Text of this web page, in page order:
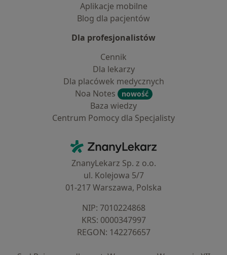
Aplikacje mobilne
Blog dla pacjentów
Dla profesjonalistów
Cennik
Dla lekarzy
Dla placówek medycznych
Noa Notes
nowość
Baza wiedzy
Centrum Pomocy dla Specjalisty
ZnanyLekarz - Strona główna
ZnanyLekarz Sp. z o.o.
ul. Kolejowa 5/7
01-217 Warszawa, Polska
NIP: ⁠7010224868
KRS: ⁠0000347997
REGON: ⁠142276657